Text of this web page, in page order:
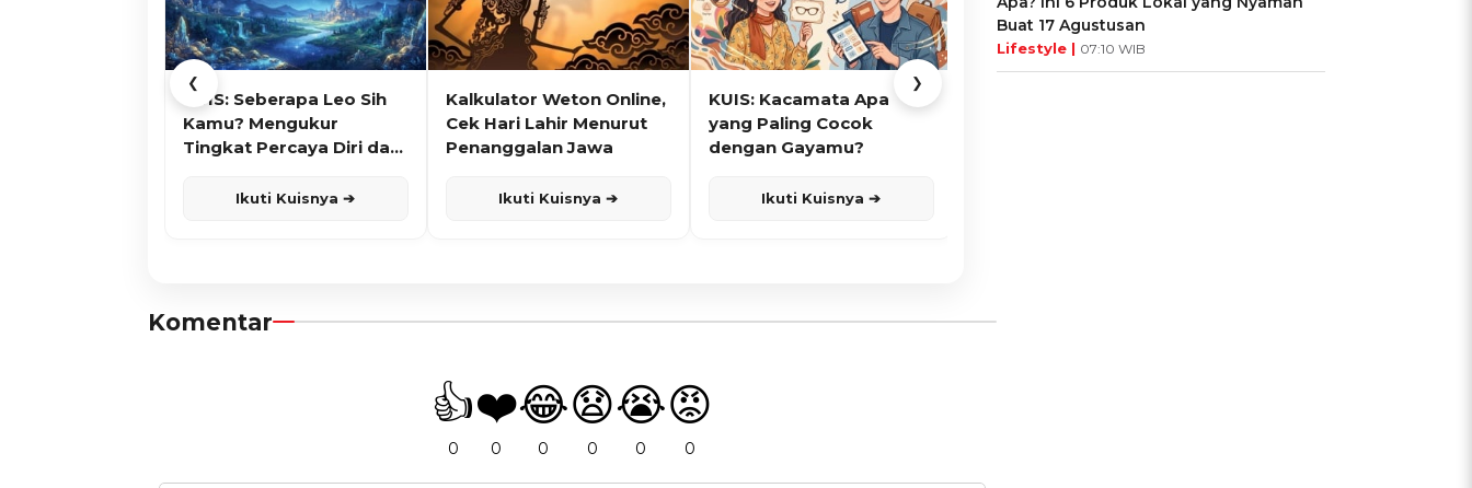
❮
KUIS: Seberapa Leo Sih
Kamu? Mengukur
Tingkat Percaya Diri dan
Ikuti Kuisnya ➔
Kalkulator Weton Online,
Cek Hari Lahir Menurut
Penanggalan Jawa
Ikuti Kuisnya ➔
KUIS: Kacamata Apa
yang Paling Cocok
dengan Gayamu?
Ikuti Kuisnya ➔
❯
Komentar
👍
0
❤️
0
😂
0
😧
0
😭
0
😡
0
Buat 17 Agustusan
Lifestyle | 07:10 WIB